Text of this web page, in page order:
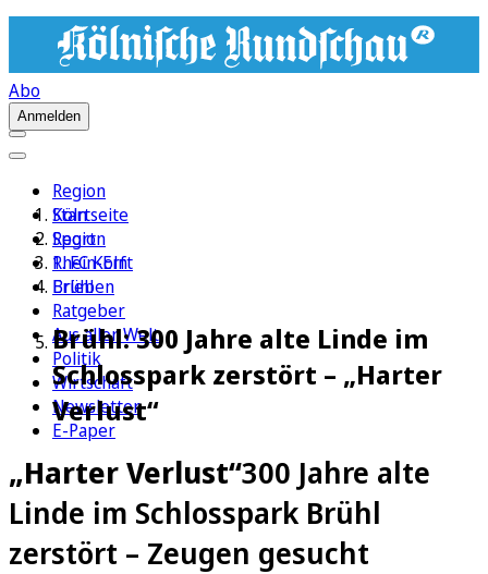
Abo
Anmelden
Region
Köln
Sport
1. FC Köln
Erleben
Ratgeber
Aus aller Welt
Politik
Wirtschaft
Newsletter
E-Paper
Startseite
Region
Rhein-Erft
Brühl
Brühl: 300 Jahre alte Linde im
Schlosspark zerstört – „Harter
Verlust“
„Harter Verlust“300 Jahre alte
Linde im Schlosspark Brühl
zerstört – Zeugen gesucht